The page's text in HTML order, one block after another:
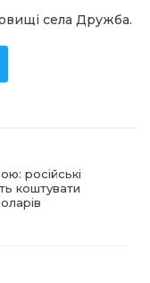
села Дружба.
російські
коштувати